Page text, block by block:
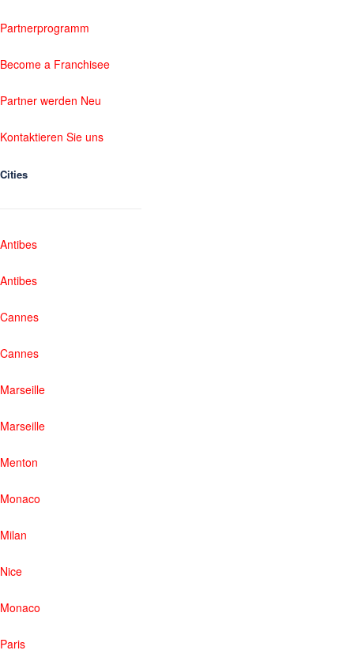
Partnerprogramm
Become a Franchisee
Partner werden Neu
Kontaktieren Sie uns
Cities
Antibes
Antibes
Cannes
Cannes
Marseille
Marseille
Menton
Monaco
Milan
Nice
Monaco
Paris